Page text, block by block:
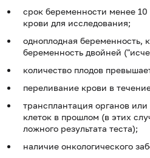
срок беременности менее
крови для исследования;
одноплодная беременность,
беременность двойней
количество плодов
переливание крови в
трансплантация органов или
клеток в прошлом (в этих
ложного результата теста);
наличие онкологического